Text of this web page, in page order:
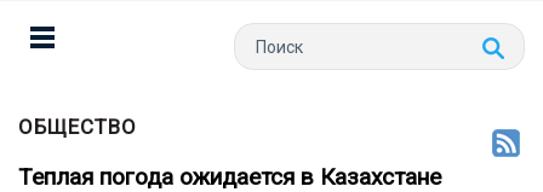
ОБЩЕСТВО
Теплая погода ожидается в Казахстане